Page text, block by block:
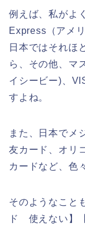
例えば、私がよ
Express（アメ
日本ではそれほ
ら、その他、マ
イシービー)、
すよね。
また、日本でメ
友カード、オリ
カードなど、色
そのようなこと
ド 使えない】